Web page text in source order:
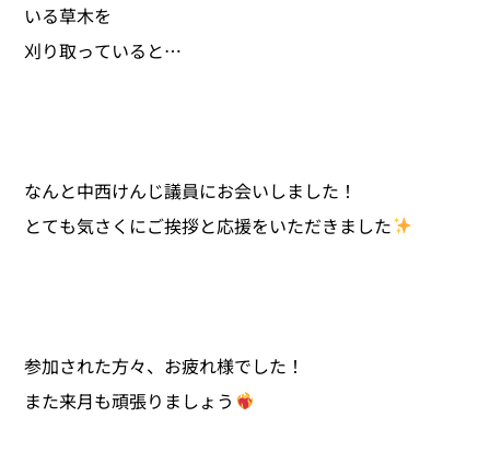
いる草木を
刈り取っていると…
なんと中西けんじ議員にお会いしました！
とても気さくにご挨拶と応援をいただきました
参加された方々、お疲れ様でした！
また来月も頑張りましょう